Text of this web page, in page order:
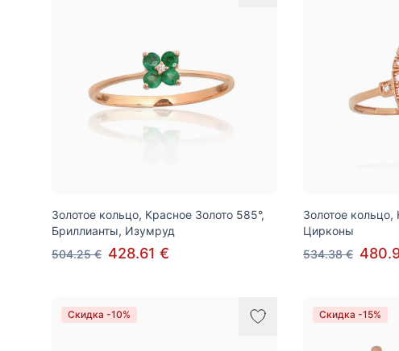
Золотое кольцо, Красное Золото 585°,
Бриллианты, Изумруд
504.25 € 428.61 €
Золотое кольцо,
Цирконы
534.38 €
Скидка -10% Скидка -15%